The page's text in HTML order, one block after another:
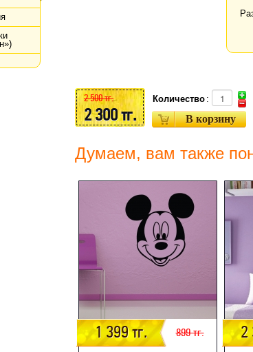
2 500 тг.
2 300 тг.
Количество :
Думаем, вам также
1 399 тг. 899 тг. 2